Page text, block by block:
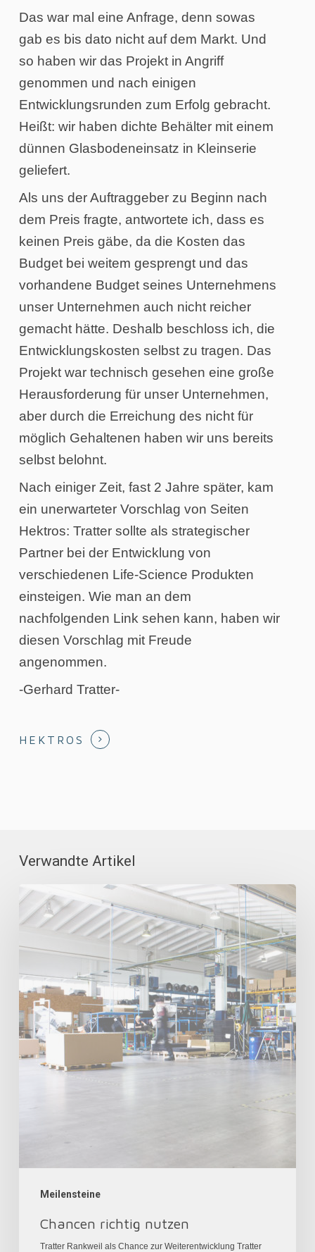
Das war mal eine Anfrage, denn sowas
gab es bis dato nicht auf dem Markt. Und
so haben wir das Projekt in Angriff
genommen und nach einigen
Entwicklungsrunden zum Erfolg gebracht.
Heißt: wir haben dichte Behälter mit einem
dünnen Glasbodeneinsatz in Kleinserie
geliefert.
Als uns der Auftraggeber zu Beginn nach
dem Preis fragte, antwortete ich, dass es
keinen Preis gäbe, da die Kosten das
Budget bei weitem gesprengt und das
vorhandene Budget seines Unternehmens
unser Unternehmen auch nicht reicher
gemacht hätte. Deshalb beschloss ich, die
Entwicklungskosten selbst zu tragen. Das
Projekt war technisch gesehen eine große
Herausforderung für unser Unternehmen,
aber durch die Erreichung des nicht für
möglich Gehaltenen haben wir uns bereits
selbst belohnt.
Nach einiger Zeit, fast 2 Jahre später, kam
ein unerwarteter Vorschlag von Seiten
Hektros: Tratter sollte als strategischer
Partner bei der Entwicklung von
verschiedenen Life-Science Produkten
einsteigen. Wie man an dem
nachfolgenden Link sehen kann, haben wir
diesen Vorschlag mit Freude
angenommen.
-Gerhard Tratter-
HEKTROS
Verwandte Artikel
Meilensteine
Chancen
richtig
Chancen richtig nutzen
Tratter Rankweil als Chance zur Weiterentwicklung Tratter